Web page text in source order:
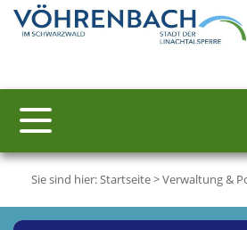
Sie sind hier:Startseite>Verwaltung &